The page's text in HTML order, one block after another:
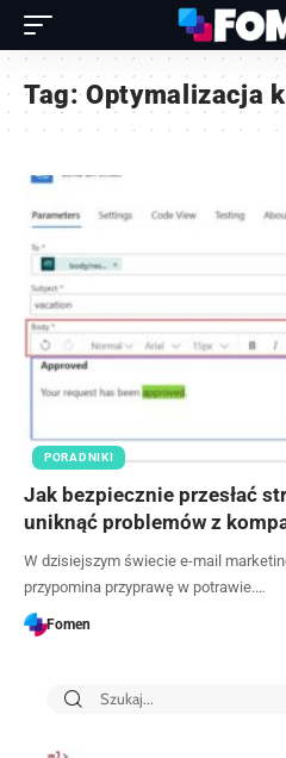
Tag:Optymalizacja
PORADNIKI
Jak bezpiecznie przesłać
uniknąć problemów z
W dzisiejszym świecie e-mail
przypomina przyprawę w potrawie.…
Fomen